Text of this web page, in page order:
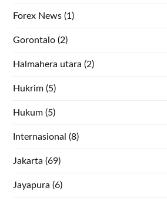
Forex News (1)
Gorontalo (2)
Halmahera utara (2)
Hukrim (5)
Hukum (5)
Internasional (8)
Jakarta (69)
Jayapura (6)